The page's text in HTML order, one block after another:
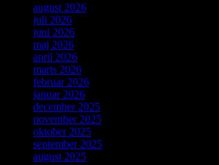
august 2026
juli 2026
juni 2026
maj 2026
april 2026
marts 2026
februar 2026
januar 2026
december 2025
november 2025
oktober 2025
september 2025
august 2025